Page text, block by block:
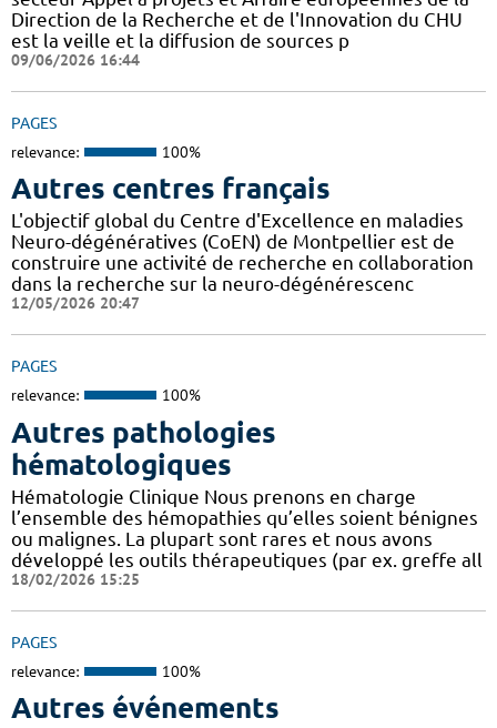
Direction de la Recherche et de l'Innovation du CHU
est la veille et la diffusion de sources p
09/06/2026 16:44
PAGES
relevance: 100%
Autres centres français
L'objectif global du Centre d'Excellence en maladies
Neuro-dégénératives (CoEN) de Montpellier est de
construire une activité de recherche en collaboration
dans la recherche sur la neuro-dégénérescenc
12/05/2026 20:47
PAGES
relevance: 100%
Autres pathologies
hématologiques
Hématologie Clinique Nous prenons en charge
l’ensemble des hémopathies qu’elles soient bénignes
ou malignes. La plupart sont rares et nous avons
développé les outils thérapeutiques (par ex. greffe all
18/02/2026 15:25
PAGES
relevance: 100%
Autres événements